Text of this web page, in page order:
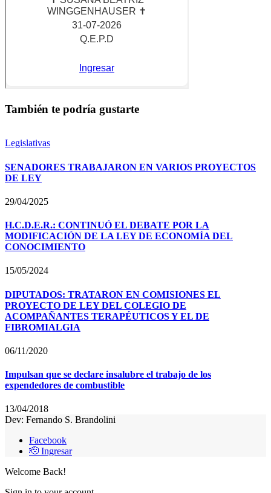
También te podría gustarte
Legislativas
SENADORES TRABAJARON EN VARIOS PROYECTOS
DE LEY
29/04/2025
H.C.D.E.R.: CONTINUÓ EL DEBATE POR LA
MODIFICACIÓN DE LA LEY DE ECONOMÍA DEL
CONOCIMIENTO
15/05/2024
DIPUTADOS: TRATARON EN COMISIONES EL
PROYECTO DE LEY DEL COLEGIO DE
ACOMPAÑANTES TERAPÉUTICOS Y EL DE
FIBROMIALGIA
06/11/2020
Impulsan que se declare insalubre el trabajo de los
expendedores de combustible
13/04/2018
Dev: Fernando S. Brandolini
Facebook
🫡 Ingresar
Welcome Back!